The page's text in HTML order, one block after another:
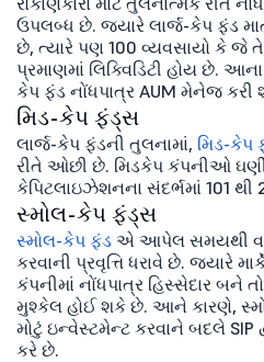
ઉપલબ્ધ છે. જ્યારે લાર્જ-કેપ ફંડ
છે, ત્યારે પણ 100 વ્યવસાયો કે જે
પ્રમાણમાં લિક્વિડિટી હોય છે. આના
કેપ ફંડ નોંધપાત્ર AUM મેનેજ કરી
મિડ-કેપ ફંડ્સ
લાર્જ-કેપ ફંડની તુલનામાં, મિડ-કેપ
રીતે ઓછી છે. મિડકેપ કંપનીઓ
કેપિટલાઇઝેશનના સંદર્ભમાં 101
સ્મોલ-કેપ ફંડ્સ
સ્મોલ-કેપ ફંડ એ આપેલ સમયથી વધુ
કરવાની પ્રવૃત્તિ ધરાવે છે. જ્યારે
કંપનીમાં નોંધપાત્ર હિસ્સેદાર બને
મુશ્કેલ હોઈ શકે છે. આને કારણે,
મોટું ઇન્વેસ્ટમેન્ટ કરવાને બદલે SIP
કરે છે.